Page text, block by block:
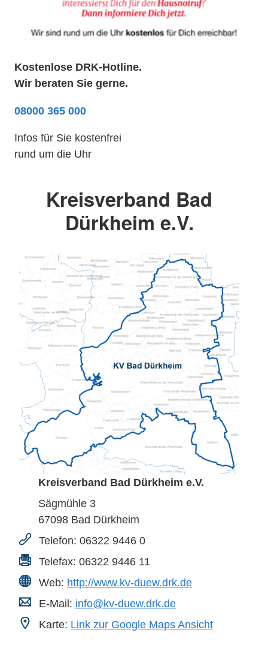
Kostenlose DRK-Hotline.
Wir beraten Sie gerne.
08000 365 000
Infos für Sie kostenfrei
rund um die Uhr
Kreisverband Bad
Dürkheim e.V.
Kreisverband Bad Dürkheim e.V.
Sägmühle 3
67098 Bad Dürkheim
Telefon: 06322 9446 0
Telefax: 06322 9446 11
Web: http://www.kv-duew.drk.de
E-Mail: info@kv-duew.drk.de
Karte: Link zur Google Maps Ansicht